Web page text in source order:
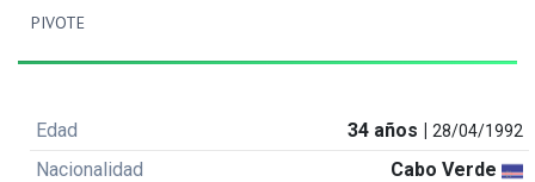
PIVOTE
Edad 34 años |28/04/1992
Nacionalidad
Cabo Verde